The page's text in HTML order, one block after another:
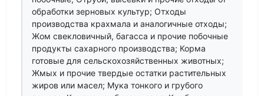
обработки зерновых культур; Отходы
производства крахмала и аналогичные отходы;
Жом свекловичный, багасса и прочие побочные
продукты сахарного производства; Корма
готовые для сельскохозяйственных животных;
Жмых и прочие твердые остатки растительных
жиров или масел; Мука тонкого и грубого